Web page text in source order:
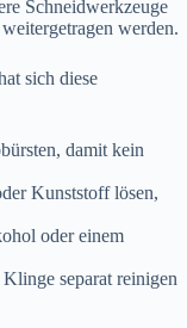
Schneidwerkzeuge
werden.
sich diese
damit kein
Kunststoff lösen,
oder einem
separat reinigen